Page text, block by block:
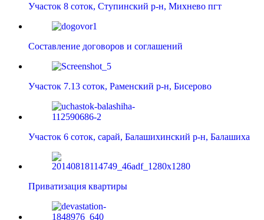
Участок 8 соток, Ступинский р-н, Михнево пгт
Составление договоров и соглашений
Участок 7.13 соток, Раменский р-н, Бисерово
Участок 6 соток, сарай, Балашихинский р-н, Балашиха
Приватизация квартиры